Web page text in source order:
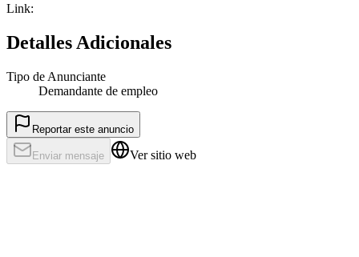
Link:
Detalles Adicionales
Tipo de Anunciante
Demandante de empleo
Reportar este anuncio
Enviar mensaje Ver sitio web